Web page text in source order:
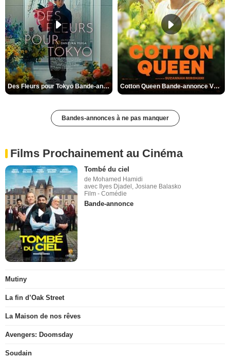
Des Fleurs pour Tokyo Bande-annonce VO STFR Cotton Queen Bande-annonce VO STFR
Bandes-annonces à ne pas manquer
Films Prochainement au Cinéma
Tombé du ciel
de Mohamed Hamidi
avec Ilyes Djadel, Josiane Balasko
Film - Comédie
Bande-annonce
Mutiny
La fin d’Oak Street
La Maison de nos rêves
Avengers: Doomsday
Soudain